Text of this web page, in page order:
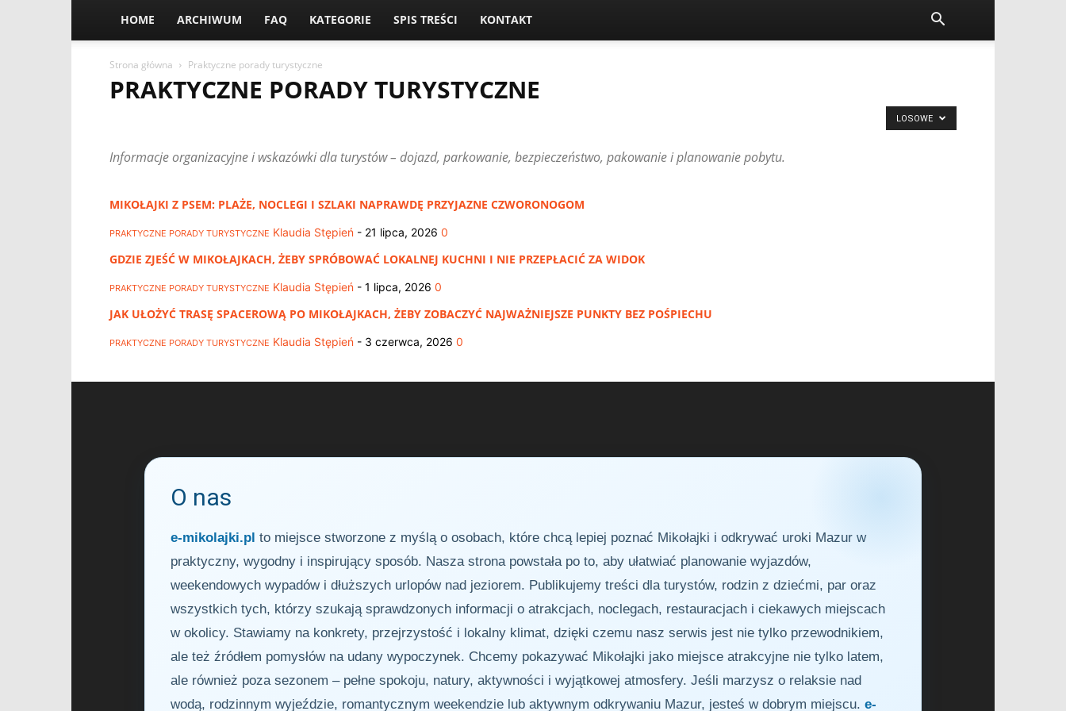
HOME ARCHIWUM FAQ KATEGORIE SPIS TREŚCI KONTAKT
Strona główna Praktyczne porady turystyczne
PRAKTYCZNE PORADY TURYSTYCZNE
PRAKTYCZNE PORADY TURYSTYCZNE
REJSY I SPORTY WODNE ROMANTYCZNY WYJAZD
SZLAKI I SPACERY
Informacje organizacyjne i wskazówki dla turystów – dojazd, parkowanie, bezpieczeństwo, pakowanie i planowanie pobytu.
LOSOWE
MIKOŁAJKI Z PSEM: PLAŻE, NOCLEGI I SZLAKI NAPRAWDĘ PRZYJAZNE CZWORONOGOM
PRAKTYCZNE PORADY TURYSTYCZNE Klaudia Stępień - 21 lipca, 2026 0
GDZIE ZJEŚĆ W MIKOŁAJKACH, ŻEBY SPRÓBOWAĆ LOKALNEJ KUCHNI I NIE PRZEPŁACIĆ ZA WIDOK
PRAKTYCZNE PORADY TURYSTYCZNE Klaudia Stępień - 1 lipca, 2026 0
JAK UŁOŻYĆ TRASĘ SPACEROWĄ PO MIKOŁAJKACH, ŻEBY ZOBACZYĆ NAJWAŻNIEJSZE PUNKTY BEZ POŚPIECHU
PRAKTYCZNE PORADY TURYSTYCZNE Klaudia Stępień - 3 czerwca, 2026 0
O nas
e-mikolajki.pl to miejsce stworzone z myślą o osobach, które chcą lepiej poznać Mikołajki i odkrywać uroki Mazur w
praktyczny, wygodny i inspirujący sposób. Nasza strona powstała po to, aby ułatwiać planowanie wyjazdów,
weekendowych wypadów i dłuższych urlopów nad jeziorem. Publikujemy treści dla turystów, rodzin z dziećmi, par oraz
wszystkich tych, którzy szukają sprawdzonych informacji o atrakcjach, noclegach, restauracjach i ciekawych miejscach
w okolicy. Stawiamy na konkrety, przejrzystość i lokalny klimat, dzięki czemu nasz serwis jest nie tylko przewodnikiem,
ale też źródłem pomysłów na udany wypoczynek. Chcemy pokazywać Mikołajki jako miejsce atrakcyjne nie tylko latem,
ale również poza sezonem – pełne spokoju, natury, aktywności i wyjątkowej atmosfery. Jeśli marzysz o relaksie nad
wodą, rodzinnym wyjeździe, romantycznym weekendzie lub aktywnym odkrywaniu Mazur, jesteś w dobrym miejscu. e-